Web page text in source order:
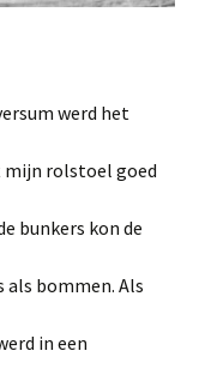
werd het
mijn rolstoel goed
bunkers kon de
als bommen. Als
in een